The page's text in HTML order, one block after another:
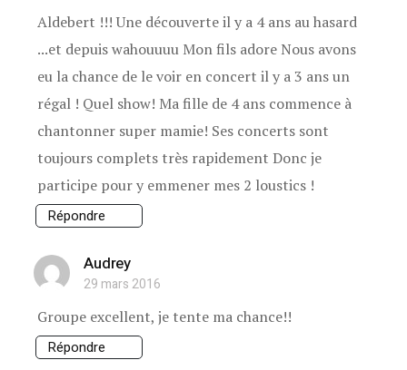
Aldebert !!! Une découverte il y a 4 ans au hasard
...et depuis wahouuuu Mon fils adore Nous avons
eu la chance de le voir en concert il y a 3 ans un
régal ! Quel show! Ma fille de 4 ans commence à
chantonner super mamie! Ses concerts sont
toujours complets très rapidement Donc je
participe pour y emmener mes 2 loustics !
Répondre
Audrey
29 mars 2016
Groupe excellent, je tente ma chance!!
Répondre